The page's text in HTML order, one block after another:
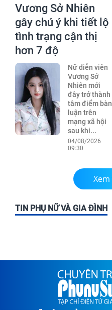
Vương Sở Nhiên
gây chú ý khi tiết lộ
tình trạng cận thị
hơn 7 độ
Nữ diễn viên
Vương Sở
Nhiên mới
đây trở thành
tâm điểm bàn
luận trên
mạng xã hội
sau khi...
04/08/2026
09:30
TIN PHỤ NỮ VÀ GIA ĐÌNH